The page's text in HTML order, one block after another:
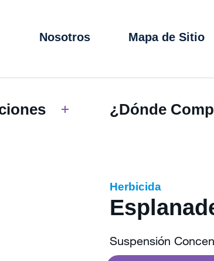
Nosotros Mapa de Sitio
¿Dónde
Herbicida
Suspensión